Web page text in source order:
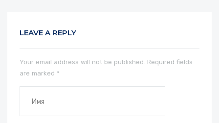
LEAVE A REPLY
Your email address will not be published. Required fields
are marked *